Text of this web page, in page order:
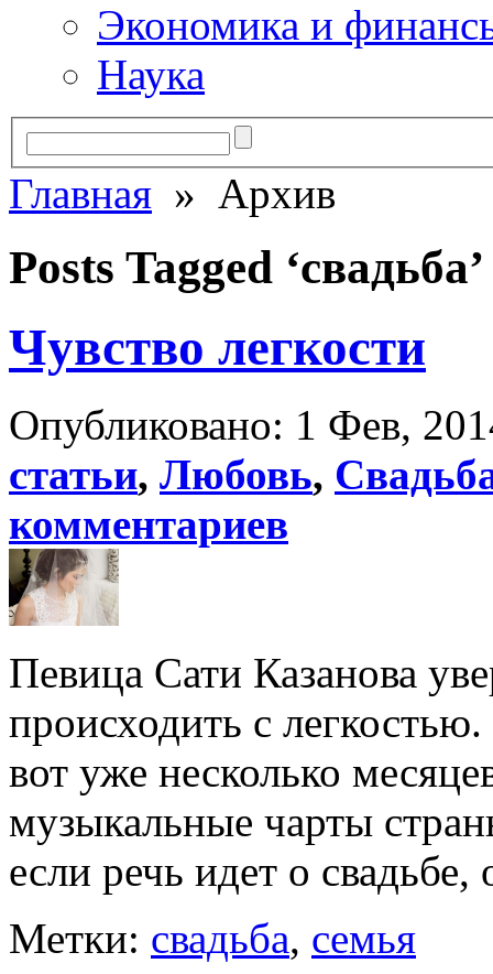
Экономика и
Наука
Главная » Архив
Posts Tagged ‘свадьба’
Чувство легкости
Опубликовано: 1 Фев,
статьи, Любовь,
комментариев
Певица Сати Казанова
происходить с
вот уже несколько
музыкальные чарты
если речь идет о свадьбе,
Метки: свадьба, семья